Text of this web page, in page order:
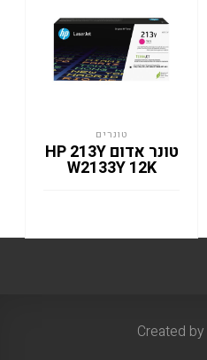
טונרים
טונר אדום HP 213Y
W2133Y 12K